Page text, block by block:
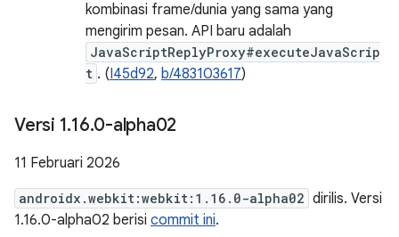
kombinasi frame/dunia yang sama yang
mengirim pesan. API baru adalah
JavaScriptReplyProxy#executeJavaScrip
t . (I45d92, b/483103617)
Versi 1.16.0-alpha02
11 Februari 2026
androidx.webkit:webkit:1.16.0-alpha02 dirilis. Versi
1.16.0-alpha02 berisi commit ini.